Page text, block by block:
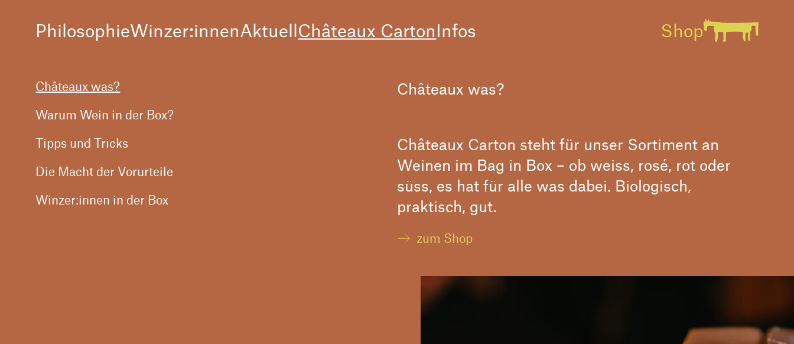
PhilosophieWinzer:innenAktuellChâteaux CartonInfos Shop
Châteaux was?
Warum Wein in der Box?
Tipps und Tricks
Die Macht der Vorurteile
Winzer:innen in der Box
Châteaux was?
Châteaux Carton steht für unser Sortiment an
Weinen im Bag in Box – ob weiss, rosé, rot oder
süss, es hat für alle was dabei. Biologisch,
praktisch, gut.
zum Shop